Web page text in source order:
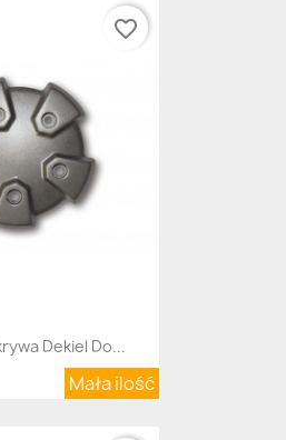
Dekiel Do...
Mała ilość
favorite_border